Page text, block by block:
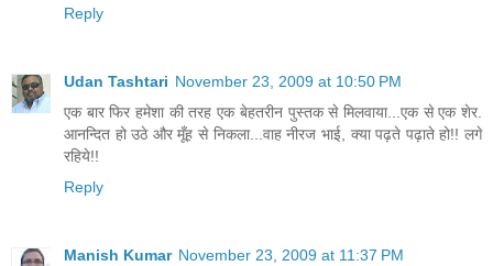
Reply
Udan Tashtari November 23, 2009 at 10:50 PM
एक बार फिर हमेशा की तरह एक बेहतरीन पुस्तक से मिलवाया...एक से एक शेर.
आनन्दित हो उठे और मूँह से निकला...वाह नीरज भाई, क्या पढ़ते पढ़ाते हो!! लगे
रहिये!!
Reply
Manish Kumar November 23, 2009 at 11:37 PM